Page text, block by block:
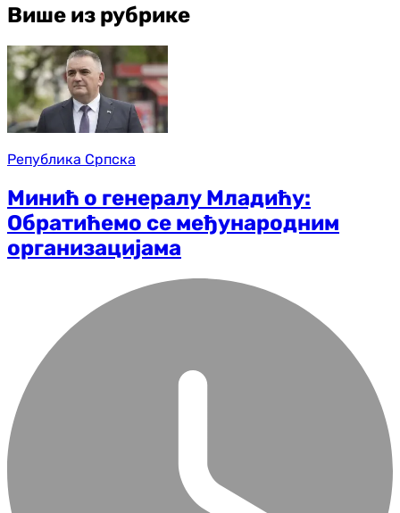
Више из рубрике
Република Српска
Минић о генералу Младићу:
Обратићемо се међународним
организацијама